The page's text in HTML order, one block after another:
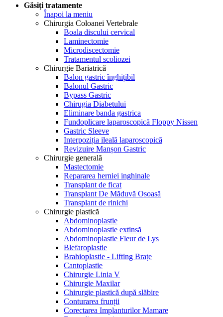
Găsiți tratamente
Înapoi la meniu
Chirurgia Coloanei Vertebrale
Boala discului cervical
Laminectomie
Microdiscectomie
Tratamentul scoliozei
Chirurgie Bariatrică
Balon gastric înghițibil
Balonul Gastric
Bypass Gastric
Chirugia Diabetului
Eliminare banda gastrica
Fundoplicare laparoscopică Floppy Nissen
Gastric Sleeve
Interpoziția ileală laparoscopică
Revizuire Manșon Gastric
Chirurgie generală
Mastectomie
Repararea herniei inghinale
Transplant de ficat
Transplant De Măduvă Osoasă
Transplant de rinichi
Chirurgie plastică
Abdominoplastie
Abdominoplastie extinsă
Abdominoplastie Fleur de Lys
Blefaroplastie
Brahioplastie - Lifting Brațe
Cantoplastie
Chirurgie Linia V
Chirurgie Maxilar
Chirurgie plastică după slăbire
Conturarea frunții
Corectarea Implanturilor Mamare